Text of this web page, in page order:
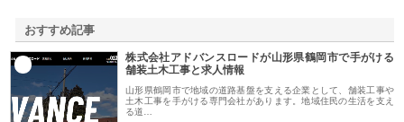
おすすめ記事
株式会社アドバンスロードが山形県鶴岡市で手がける
舗装土木工事と求人情報
山形県鶴岡市で地域の道路基盤を支える企業として、舗装工事や
土木工事を手がける専門会社があります。地域住民の生活を支え
る道…